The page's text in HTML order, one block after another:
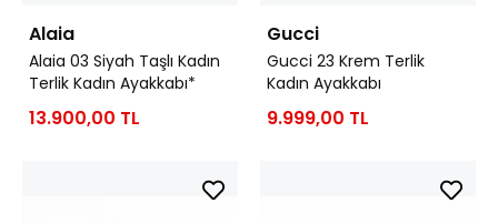
Alaia
Alaia 03 Siyah Taşlı Kadın
Terlik Kadın Ayakkabı*
13.900,00 TL
Gucci
Gucci 23 Krem Terlik
Kadın Ayakkabı
9.999,00 TL